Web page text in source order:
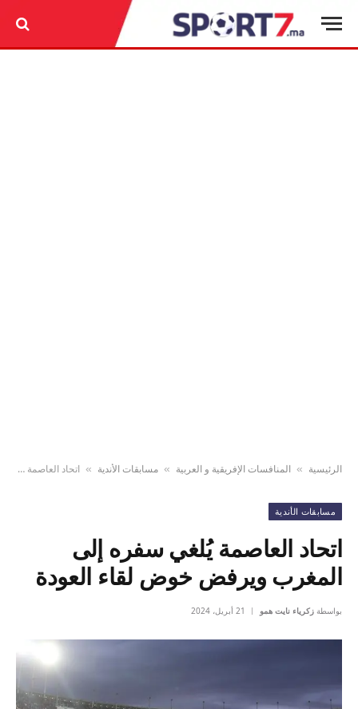
الرئيسية » المنافسات الإفريقية و العربية » مسابقات الأندية » اتحاد العاصمة يُلغي سفره إلى المغرب ويرفض خوض لقاء العودة
مسابقات الأندية
اتحاد العاصمة يُلغي سفره إلى
المغرب ويرفض خوض لقاء العودة
بواسطة زكرياء نايت همو 21 أبريل، 2024